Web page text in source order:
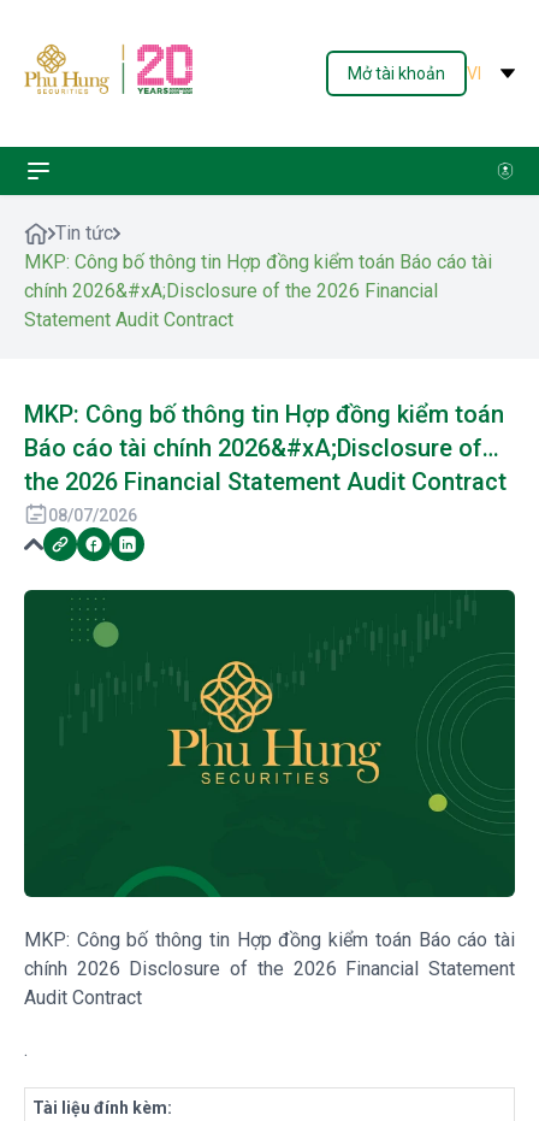
Mở tài khoản VI
Tin tức
MKP: Công bố thông tin Hợp đồng kiểm toán Báo cáo tài
chính 2026&#xA;Disclosure of the 2026 Financial
Statement Audit Contract
MKP: Công bố thông tin Hợp đồng kiểm toán
Báo cáo tài chính 2026&#xA;Disclosure of
the 2026 Financial Statement Audit Contract
08/07/2026
MKP: Công bố thông tin Hợp đồng kiểm toán Báo cáo tài
chính 2026 Disclosure of the 2026 Financial Statement
Audit Contract
.
Tài liệu đính kèm: